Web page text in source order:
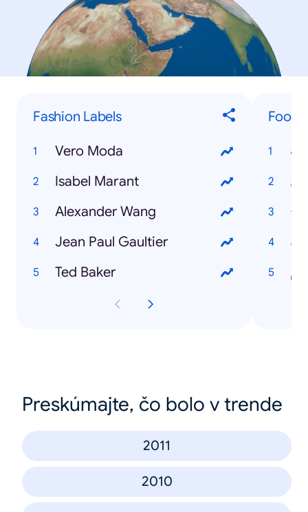
Fashion Labels
Vero Moda
Isabel Marant
Alexander Wang
Jean Paul Gaultier
Ted Baker
Food
Preskúmajte, čo bolo v trende
2011
2010